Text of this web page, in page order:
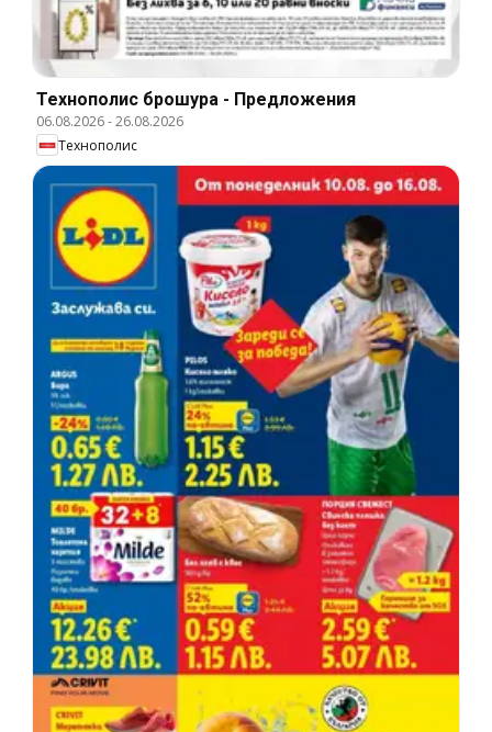
Технополис брошура - Предложения
06.08.2026-26.08.2026
Технополис